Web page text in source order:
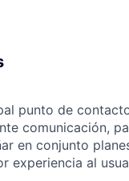
punto de
comunicación,
en conjunto
experiencia al